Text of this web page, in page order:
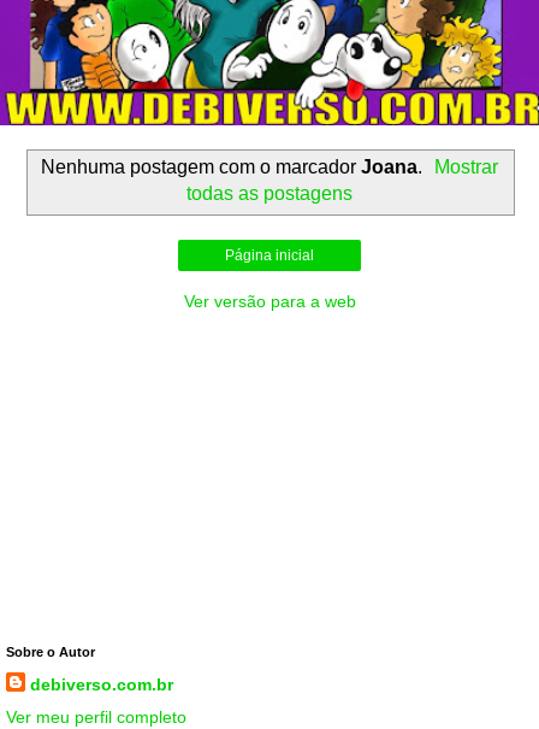
Nenhuma postagem com o marcador Joana.
Mostrar
todas as postagens
Página inicial
Ver versão para a web
Sobre o Autor
debiverso.com.br
Ver meu perfil completo